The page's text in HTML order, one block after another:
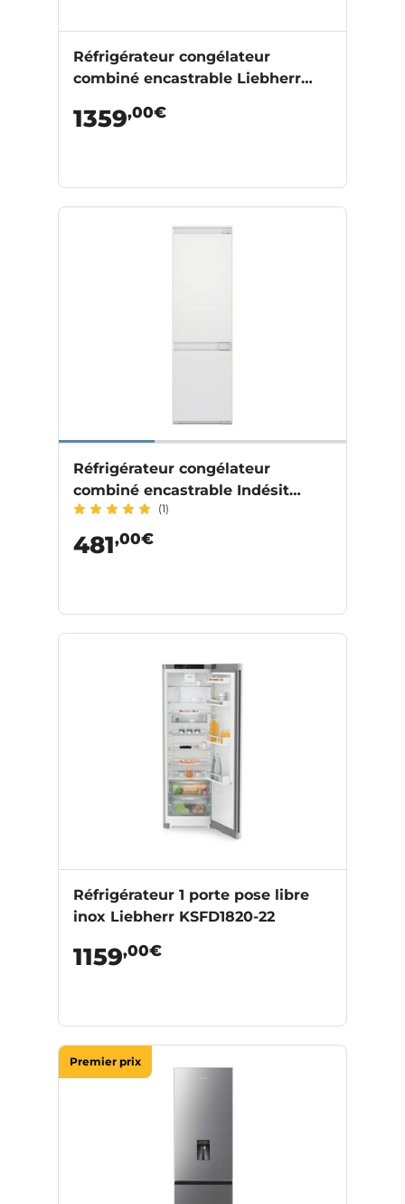
Réfrigérateur congélateur
combiné encastrable Liebherr
1359,00€
Réfrigérateur congélateur
combiné encastrable Indésit
BI18DC2
(1)
481,00€
Réfrigérateur 1 porte pose libre
inox Liebherr KSFD1820-22
1159,00€
Premier prix